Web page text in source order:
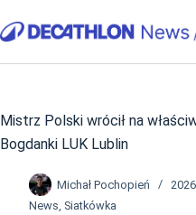
do
Mistrz Polski wrócił na
Bogdanki LUK Lublin
Michał Pochopień
News, Siatkówka